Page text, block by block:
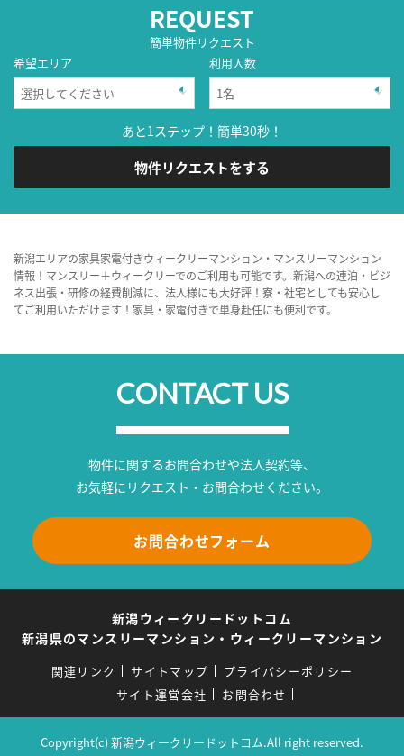
REQUEST
簡単物件リクエスト
希望エリア
利用人数
あと1ステップ！簡単30秒！
物件リクエストをする
新潟エリアの家具家電付きウィークリーマンション・マンスリーマンション
情報！マンスリー＋ウィークリーでのご利用も可能です。新潟への連泊・ビジ
ネス出張・研修の経費削減に、法人様にも大好評！寮・社宅としても安心し
てご利用いただけます！家具・家電付きで単身赴任にも便利です。
CONTACT US
物件に関するお問合わせや法人契約等、
お気軽にリクエスト・お問合わせください。
お問合わせフォーム
新潟ウィークリードットコム
新潟県のマンスリーマンション・ウィークリーマンション
関連リンク サイトマップ
プライバシーポリシー
サイト運営会社
お問合わせ
Copyright(c) 新潟ウィークリードットコム.All right reserved.